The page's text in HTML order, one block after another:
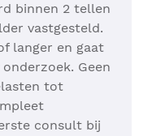
binnen 2 tellen
vastgesteld.
langer en gaat
Geen
tot
consult bij